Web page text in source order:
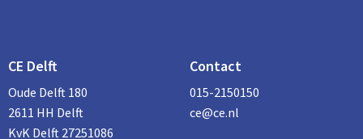
CE Delft
Oude Delft 180
2611 HH Delft
KvK Delft 27251086
Contact
015-2150150
ce@ce.nl